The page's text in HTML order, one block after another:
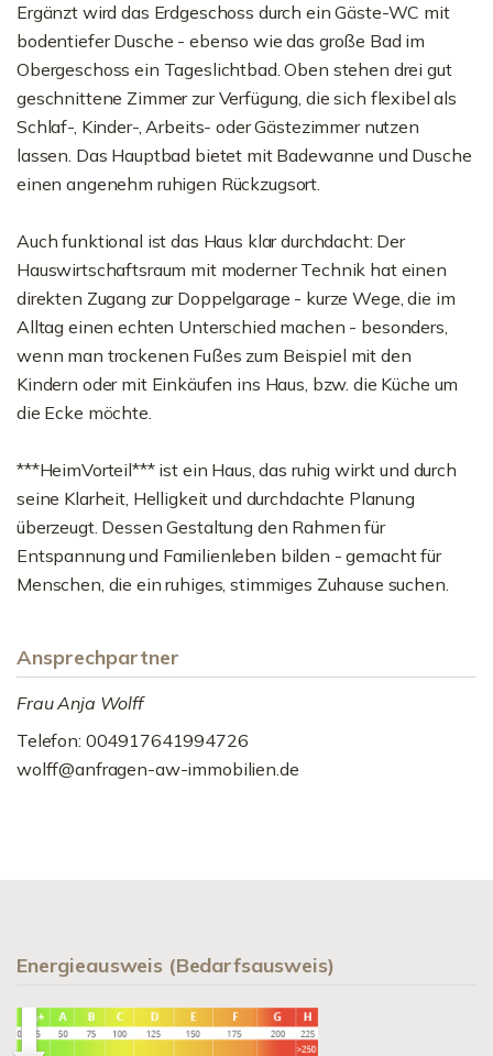
Ergänzt wird das Erdgeschoss durch ein Gäste-WC mit
bodentiefer Dusche - ebenso wie das große Bad im
Obergeschoss ein Tageslichtbad. Oben stehen drei gut
geschnittene Zimmer zur Verfügung, die sich flexibel als
Schlaf-, Kinder-, Arbeits- oder Gästezimmer nutzen
lassen. Das Hauptbad bietet mit Badewanne und Dusche
einen angenehm ruhigen Rückzugsort.
Auch funktional ist das Haus klar durchdacht: Der
Hauswirtschaftsraum mit moderner Technik hat einen
direkten Zugang zur Doppelgarage - kurze Wege, die im
Alltag einen echten Unterschied machen - besonders,
wenn man trockenen Fußes zum Beispiel mit den
Kindern oder mit Einkäufen ins Haus, bzw. die Küche um
die Ecke möchte.
***HeimVorteil*** ist ein Haus, das ruhig wirkt und durch
seine Klarheit, Helligkeit und durchdachte Planung
überzeugt. Dessen Gestaltung den Rahmen für
Entspannung und Familienleben bilden - gemacht für
Menschen, die ein ruhiges, stimmiges Zuhause suchen.
Ansprechpartner
Frau Anja Wolff
Telefon: 004917641994726
wolff@anfragen-aw-immobilien.de
Energieausweis (Bedarfsausweis)